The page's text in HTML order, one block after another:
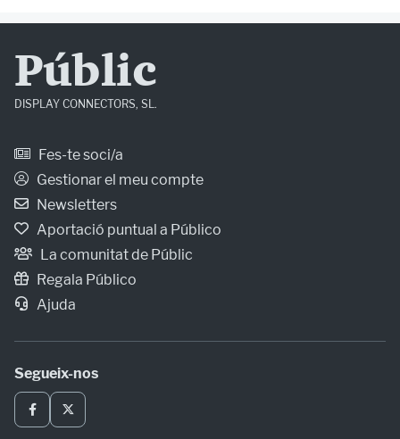
Públic
DISPLAY CONNECTORS, SL.
Fes-te soci/a
Gestionar el meu compte
Newsletters
Aportació puntual a Público
La comunitat de Públic
Regala Público
Ajuda
Segueix-nos